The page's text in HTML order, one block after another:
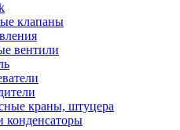
клапаны
вентили
краны, штуцера
конденсаторы